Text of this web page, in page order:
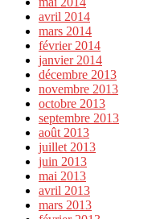
avril 2014
mars 2014
février 2014
janvier 2014
décembre 2013
novembre 2013
octobre 2013
septembre 2013
août 2013
juillet 2013
juin 2013
mai 2013
avril 2013
mars 2013